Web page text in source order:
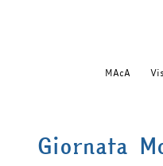
MAcA
Giornata